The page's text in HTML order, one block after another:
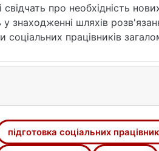
свідчать про необхідність
у знаходженні шляхів
працівників
має давати можливість
Не див- лячись на
недостатній рівень
забезпечення швидкого і
парадигм і забезпечення
має гарантувати базу
підготовка соціальних